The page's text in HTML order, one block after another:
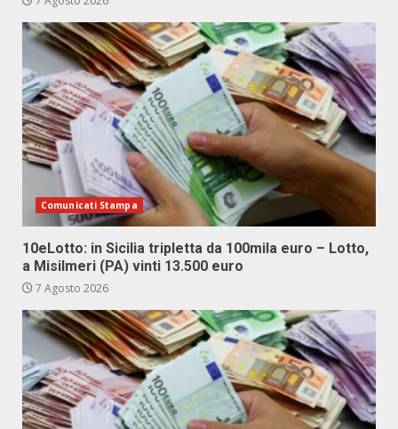
Comunicati Stampa
10eLotto: in Sicilia tripletta da 100mila euro – Lotto,
a Misilmeri (PA) vinti 13.500 euro
7 Agosto 2026